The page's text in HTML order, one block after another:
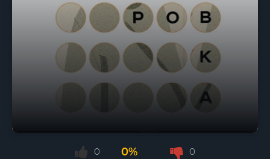
0 0% 0